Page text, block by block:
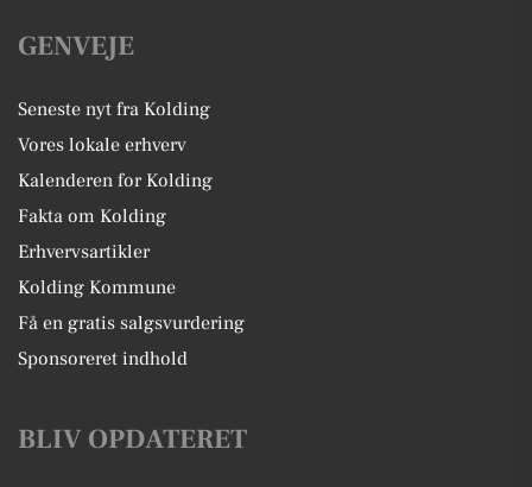
GENVEJE
Seneste nyt fra Kolding
Vores lokale erhverv
Kalenderen for Kolding
Fakta om Kolding
Erhvervsartikler
Kolding Kommune
Få en gratis salgsvurdering
Sponsoreret indhold
BLIV OPDATERET